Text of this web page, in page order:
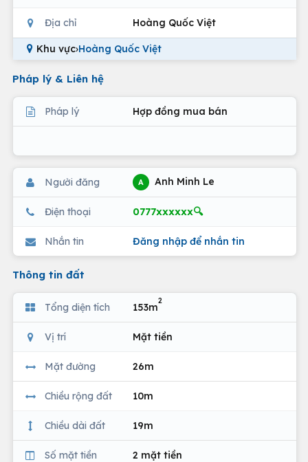
Địa chỉ Hoàng Quốc Việt
Khu vực›Hoàng Quốc Việt
Pháp lý & Liên hệ
Pháp lý Hợp đồng mua bán
Người đăng A Anh Minh Le
Điện thoại 0777xxxxxx🔍
Nhắn tin Đăng nhập để nhắn tin
Thông tin đất
Tổng diện tích 153m
2
Vị trí Mặt tiền
Mặt đường 26m
Chiều rộng đất 10m
Chiều dài đất 19m
Số mặt tiền 2 mặt tiền